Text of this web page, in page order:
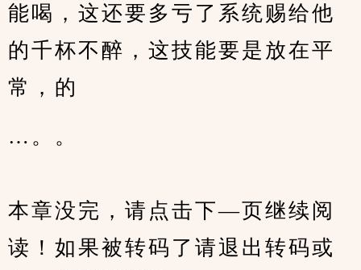
能喝，这还要多亏了系统赐给他
的千杯不醉，这技能要是放在平
常，的
…。。
本章没完，请点击下—页继续阅
读！如果被转码了请退出转码或